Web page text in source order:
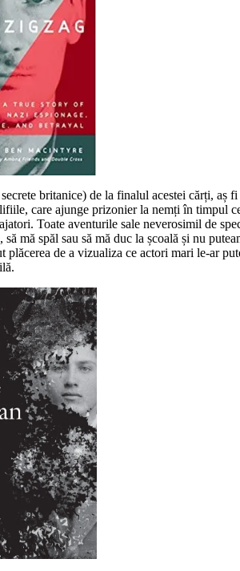
britanice) de la finalul acestei cărți, aș
care ajunge prizonier la nemți în timpul
Toate aventurile sale neverosimil de
mă spăl sau să mă duc la școală și nu
de a vizualiza ce actori mari le-ar